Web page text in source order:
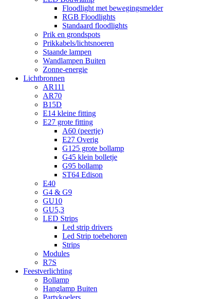
Floodlight met bewegingsmelder
RGB Floodlights
Standaard floodlights
Prik en grondspots
Prikkabels/lichtsnoeren
Staande lampen
Wandlampen Buiten
Zonne-energie
Lichtbronnen
AR111
AR70
B15D
E14 kleine fitting
E27 grote fitting
A60 (peertje)
E27 Overig
G125 grote bollamp
G45 klein bolletje
G95 bollamp
ST64 Edison
E40
G4 & G9
GU10
GU5,3
LED Strips
Led strip drivers
Led Strip toebehoren
Strips
Modules
R7S
Feestverlichting
Bollamp
Hanglamp Buiten
Partykoelers